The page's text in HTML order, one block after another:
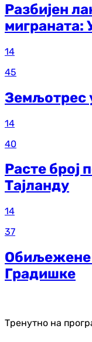
Разбијен
миграната:
14
45
Земљотрес
14
40
Расте број
Тајланду
14
37
Обиљежене
Градишке
Тренутно на